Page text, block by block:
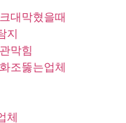
대막혔을때
지
막힘
조뚫는업체
체